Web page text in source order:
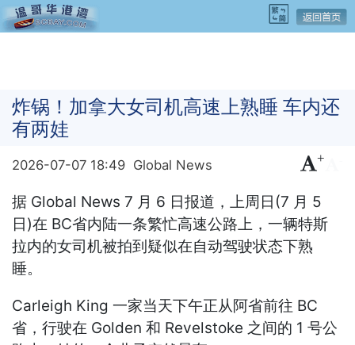
炸锅！加拿大女司机高速上熟睡 车内还
有两娃
2026-07-07 18:49 Global News +
据 Global News 7 月 6 日报道，上周日(7 月 5
日)在 BC省内陆一条繁忙高速公路上，一辆特斯
拉内的女司机被拍到疑似在自动驾驶状态下熟
睡。
Carleigh King 一家当天下午正从阿省前往 BC
省，行驶在 Golden 和 Revelstoke 之间的 1 号公